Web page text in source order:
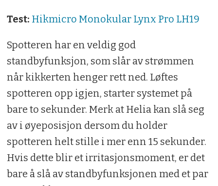
Test: Hikmicro Monokular Lynx Pro LH19
Spotteren har en veldig god
standbyfunksjon, som slår av strømmen
når kikkerten henger rett ned. Løftes
spotteren opp igjen, starter systemet på
bare to sekunder. Merk at Helia kan slå seg
av i øyeposisjon dersom du holder
spotteren helt stille i mer enn 15 sekunder.
Hvis dette blir et irritasjonsmoment, er det
bare å slå av standbyfunksjonen med et par